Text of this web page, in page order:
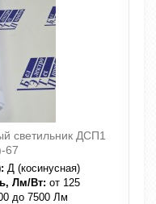
светильник ДСП1
67
Д (косинусная)
Лм/Вт: от 125
до 7500 Лм